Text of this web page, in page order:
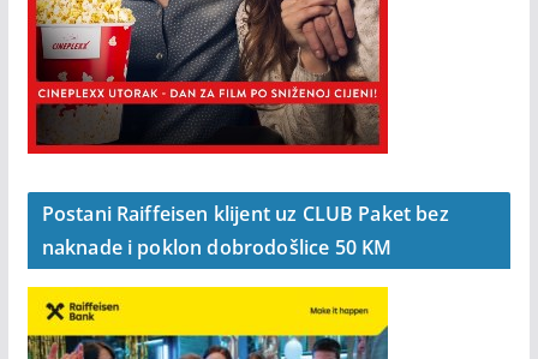
Postani Raiffeisen klijent uz CLUB Paket bez
naknade i poklon dobrodošlice 50 KM